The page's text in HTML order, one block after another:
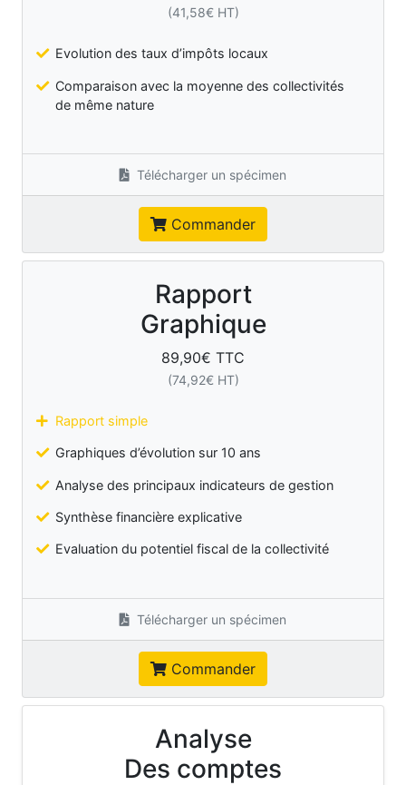
(41,58€ HT)
Evolution des taux d’impôts locaux
Comparaison avec la moyenne des collectivités
de même nature
Télécharger un spécimen
Commander
Rapport
Graphique
89,90€ TTC
(74,92€ HT)
Rapport simple
Graphiques d’évolution sur 10 ans
Analyse des principaux indicateurs de gestion
Synthèse financière explicative
Evaluation du potentiel fiscal de la collectivité
Télécharger un spécimen
Commander
Analyse
Des comptes